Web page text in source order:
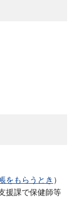
をもらうとき ）
援課で保健師等